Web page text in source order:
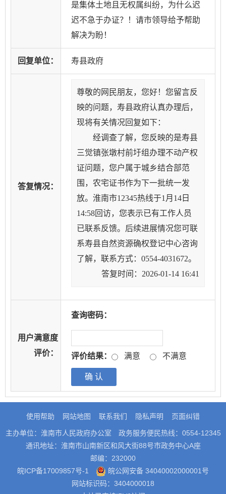
是集体土地且无权属纠纷，为什么迟
迟不急于办证？！请市领导给予帮助
解决为盼！
回复单位： 寿县政府
答复情况：
尊敬的网民朋友，您好！您留言反
映的问题，寿县政府认真办理后，
现将有关情况回复如下：
经调查了解，您反映的是寿县
三觉镇张墩村前圩组办理不动产权
证问题，您户属于城乡结合部范
围，农宅证书作为下一批统一发
放。淮南市12345热线于1月14日
14:58回访，您表示已有工作人员
已联系反馈。后续进展情况您可联
系寿县自然资源确权登记中心咨询
了解，联系方式：0554-4031672。
答复时间：2026-01-14 16:41
用户满意度
评价：
查询密码：
评价结果： 满意 不满意
使用帮助 网站地图 联系我们 隐私声明 页面纠错
主办单位：淮南市人民政府办公室
政务服务便民热线：0554-12345
通讯地址：淮南市山南新区和风大街88号市政务中心A座
邮编：232000
皖ICP备17009857号-1
皖公网安备 34040002000001号
网站标识码：3404000018